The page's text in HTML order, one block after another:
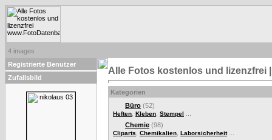
4 images
Registrierte Benutzer
Zufallsbild
Alle Fotos kostenlos und lizenzfrei
Kategorien
Büro (52)
Heften Kleben Stempel
Chemie (98)
Cliparts Chemikalien Laborsicherheit...